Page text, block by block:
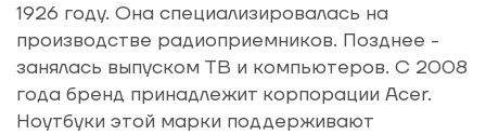
1926 году. Она специализировалась на
производстве радиоприемников. Позднее -
занялась выпуском ТВ и компьютеров. С 2008
года бренд принадлежит корпорации Acer.
Ноутбуки этой марки поддерживают